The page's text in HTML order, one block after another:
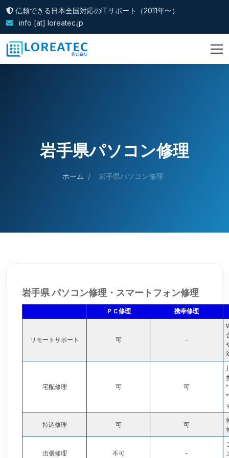
信頼できる日本全国対応のITサポート（2011年〜）
info [at] loreatec.jp
岩手県パソコン修理
ホーム / 岩手県パソコン修理
岩手県 パソコン修理・スマートフォン修理
ＰＣ修理 携帯修理
リモートサポート 可 -
宅配修理 可 可
*
持込修理 可 可
出張修理 不可 -